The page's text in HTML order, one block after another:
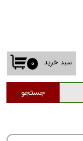
جستجو
۰ سبد خرید